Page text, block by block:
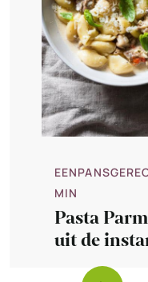
MIN
Pasta
uit de